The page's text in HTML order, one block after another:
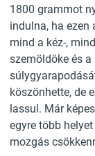
1800 grammot
indulna, ha ezen
mind a kéz-,
szemöldöke és
köszönhette, de
lassul. Már
egyre több
mozgás